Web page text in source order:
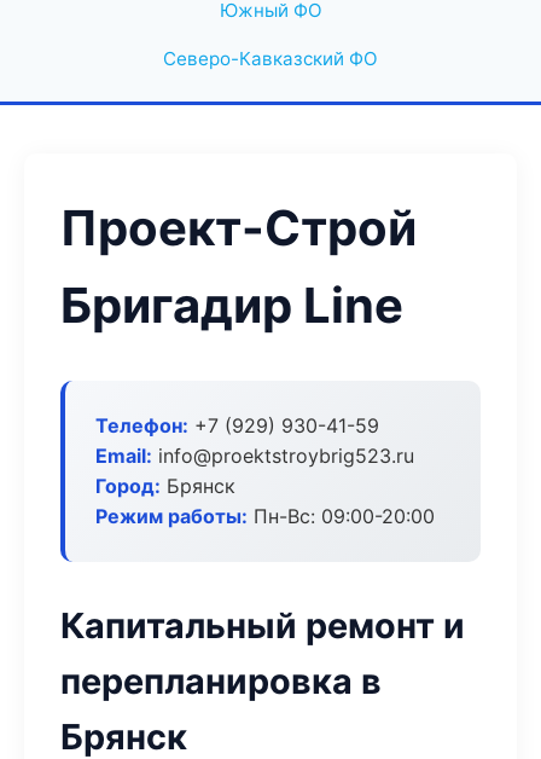
Южный ФО
Северо-Кавказский ФО
Проект-Строй
Бригадир Line
Телефон: +7 (929) 930-41-59
Email: info@proektstroybrig523.ru
Город: Брянск
Режим работы: Пн-Вс: 09:00-20:00
Капитальный ремонт и
перепланировка в
Брянск